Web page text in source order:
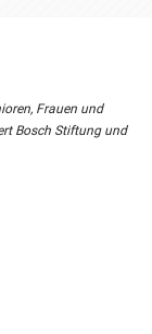
Frauen und
Bosch Stiftung und